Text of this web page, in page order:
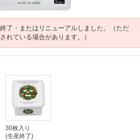
了・またはリニューアルしました。（ただ
れている場合があります。）
30枚入り
(生産終了)